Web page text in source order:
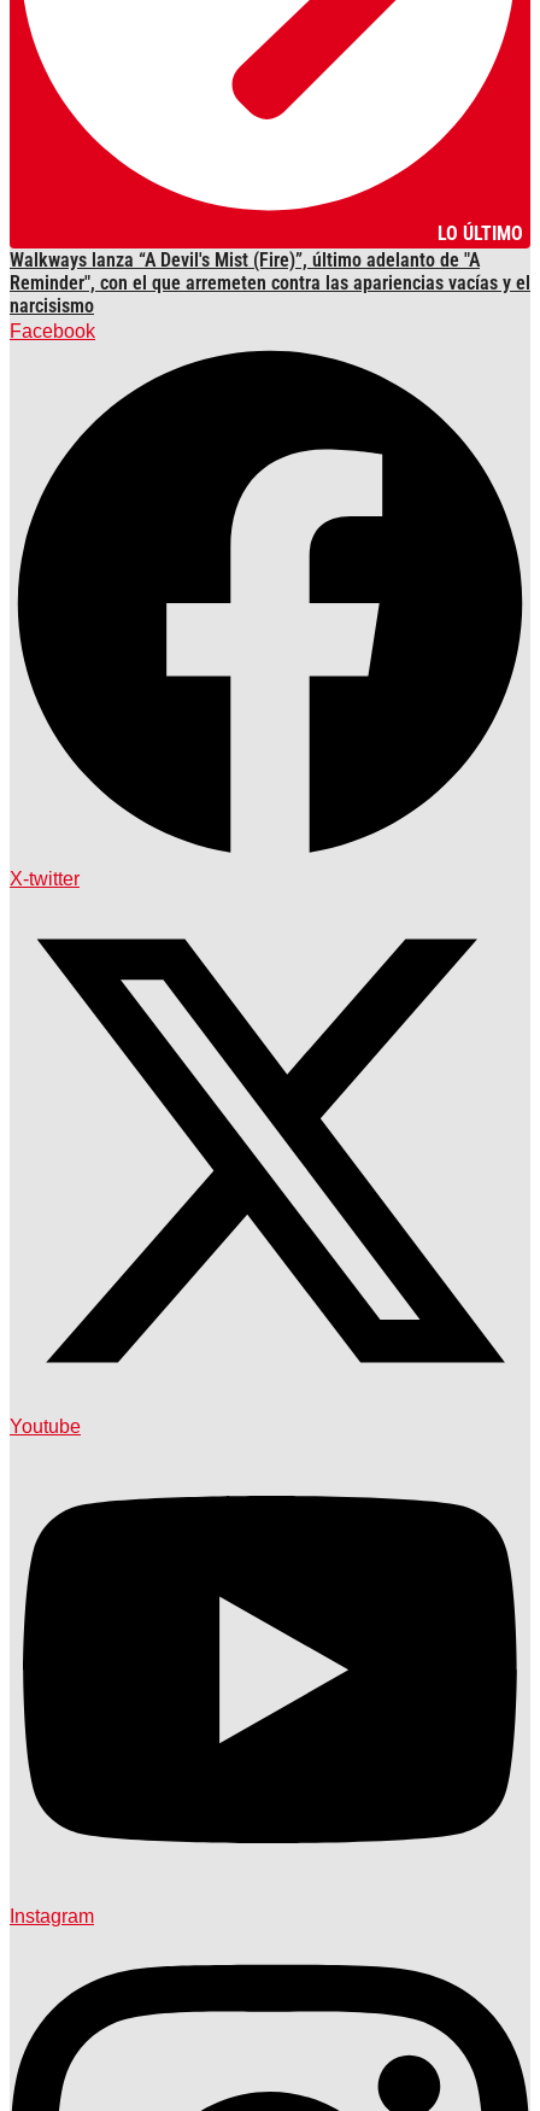
LO ÚLTIMO
Walkways lanza “A Devil's Mist (Fire)”, último adelanto de "A
Reminder", con el que arremeten contra las apariencias vacías y el
narcisismo
Facebook
X-twitter
Youtube
Instagram